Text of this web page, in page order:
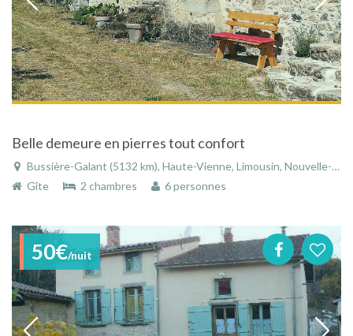
Belle demeure en pierres tout confort
Bussière-Galant (5132 km), Haute-Vienne, Limousin, Nouvelle-Aquitaine, France
Gîte
2 chambres 6 personnes
50€/nuit